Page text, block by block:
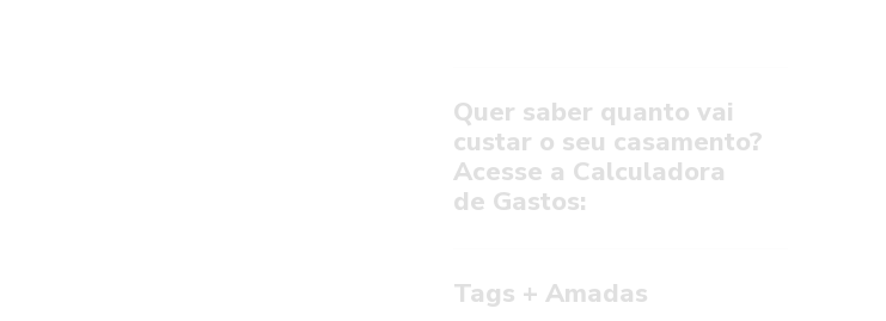
Quer saber quanto vai
custar o seu casamento?
Acesse a Calculadora
de Gastos:
Tags + Amadas